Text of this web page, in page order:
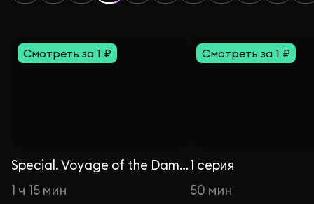
Смотреть за 1 ₽
Special. Voyage of the Damned
1 ч 15 мин
Смотреть за 1 ₽
1 серия
50 мин